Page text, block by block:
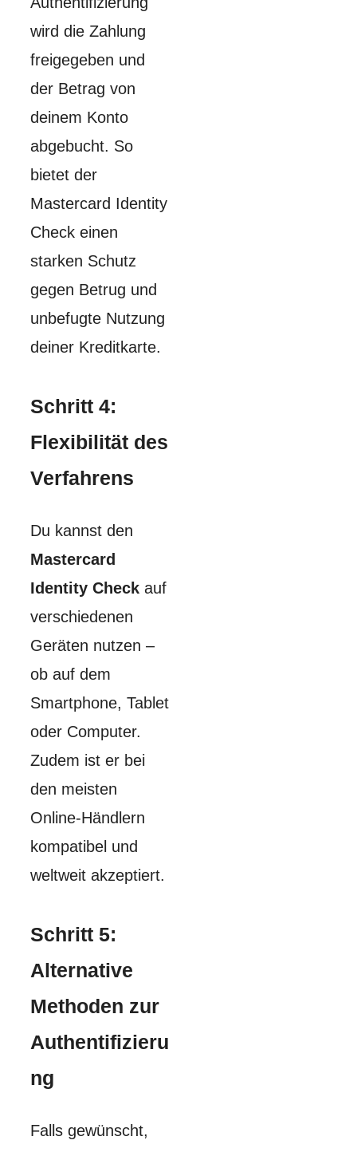
wird die Zahlung
freigegeben und
der Betrag von
deinem Konto
abgebucht. So
bietet der
Mastercard Identity
Check einen
starken Schutz
gegen Betrug und
unbefugte Nutzung
deiner Kreditkarte.
Schritt 4:
Flexibilität des
Verfahrens
Du kannst den
Mastercard
Identity Check auf
verschiedenen
Geräten nutzen –
ob auf dem
Smartphone, Tablet
oder Computer.
Zudem ist er bei
den meisten
Online-Händlern
kompatibel und
weltweit akzeptiert.
Schritt 5:
Alternative
Methoden zur
Authentifizieru
ng
Falls gewünscht,